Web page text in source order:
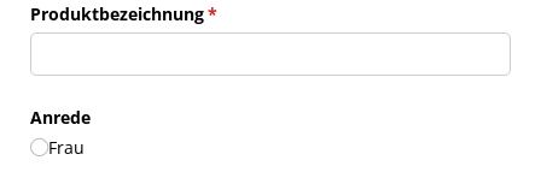
Produktbezeichnung*
(erforderlich)
Anrede
Frau